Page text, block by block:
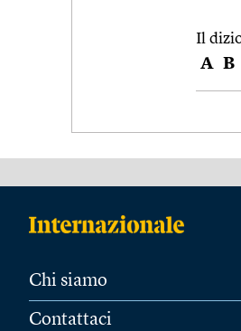
Il
A B
Chi siamo
Contattaci